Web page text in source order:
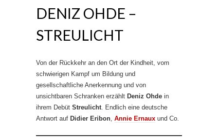
DENIZ OHDE –
STREULICHT
Von der Rückkehr an den Ort der Kindheit, vom
schwierigen Kampf um Bildung und
gesellschaftliche Anerkennung und von
unsichtbaren Schranken erzählt Deniz Ohde in
ihrem Debüt Streulicht . Endlich eine deutsche
Antwort auf Didier Eribon Annie Ernaux und Co.